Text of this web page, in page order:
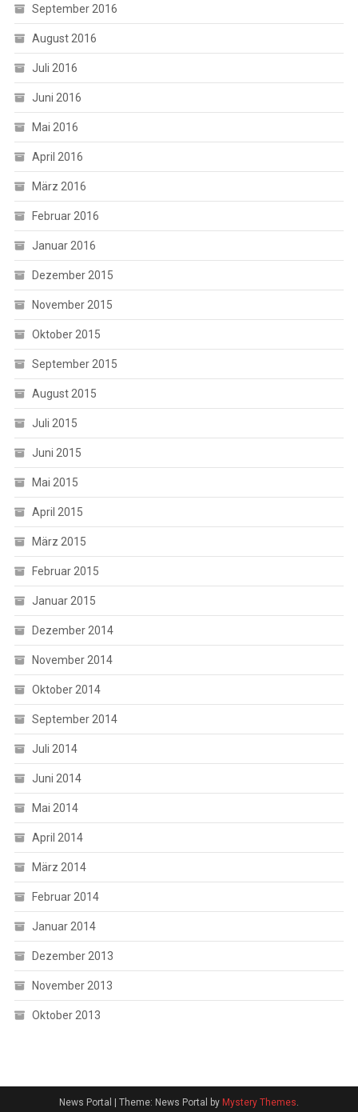
September 2016
August 2016
Juli 2016
Juni 2016
Mai 2016
April 2016
März 2016
Februar 2016
Januar 2016
Dezember 2015
November 2015
Oktober 2015
September 2015
August 2015
Juli 2015
Juni 2015
Mai 2015
April 2015
März 2015
Februar 2015
Januar 2015
Dezember 2014
November 2014
Oktober 2014
September 2014
Juli 2014
Juni 2014
Mai 2014
April 2014
März 2014
Februar 2014
Januar 2014
Dezember 2013
November 2013
Oktober 2013
News Portal | Theme: News Portal by Mystery Themes